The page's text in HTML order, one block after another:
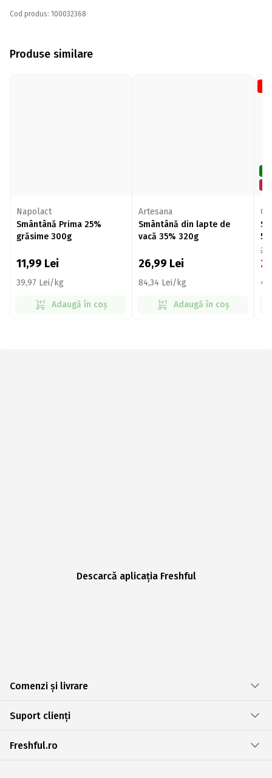
Cod produs: 100032368
Produse similare
Napolact
Smântână Prima 25%
grăsime 300g
11,99 Lei
39,97 Lei/kg
Adaugă în coș
Artesana
Smântână din lapte de
vacă 35% 320g
26,99 Lei
84,34 Lei/kg
Adaugă în coș
Descarcă aplicația Freshful
Comenzi și livrare
Suport clienți
Freshful.ro